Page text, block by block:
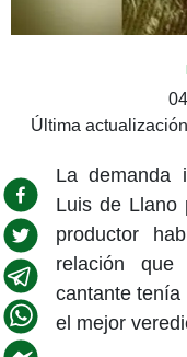
Última
La demanda
Luis de Llano
productor
relación
cantante tenía
el mejor